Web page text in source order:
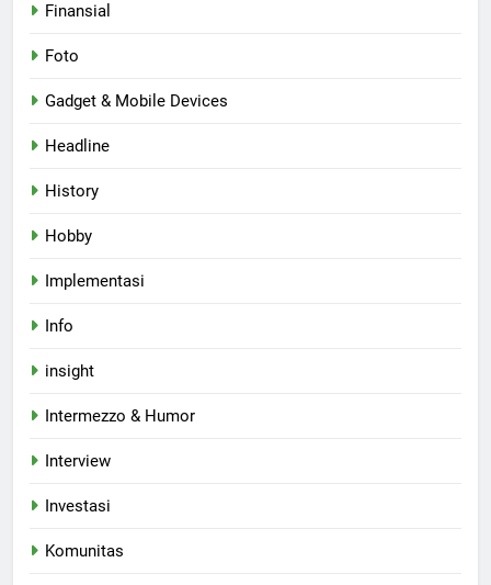
Finansial
Foto
Gadget & Mobile Devices
Headline
History
Hobby
Implementasi
Info
insight
Intermezzo & Humor
Interview
Investasi
Komunitas